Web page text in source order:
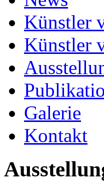
Künstler
Künstler
Galerie
Kontakt